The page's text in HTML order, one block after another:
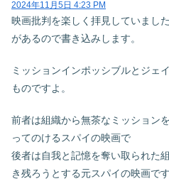
2024年11月5日 4:23 PM
映画批判を楽しく拝見していまし
があるので書き込みします。
ミッションインポッシブルとジェ
ものですよ。
前者は組織から無茶なミッション
ってのけるスパイの映画で
後者は自我と記憶を奪い取られた
き残ろうとする元スパイの映画です